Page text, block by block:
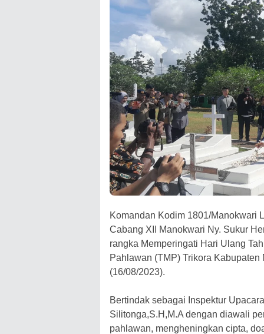
Komandan Kodim 1801/Manokwari
Cabang XII Manokwari Ny. Sukur
rangka Memperingati Hari Ulang
Pahlawan (TMP) Trikora
(16/08/2023).
Bertindak sebagai Inspektur
Silitonga,S.H,M.A dengan diawali
pahlawan, mengheningkan cipta,